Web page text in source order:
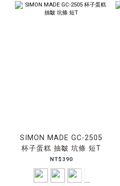
SIMON MADE GC-2505
杯子蛋糕 抽皺 坑條 短T
NT$390